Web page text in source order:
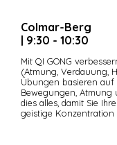
Colmar-Berg
| 9:30 - 10:30
Mit QI GONG
(Atmung, Verdauung,
Übungen basieren
Bewegungen,
dies alles, damit Sie
geistige Konzentration